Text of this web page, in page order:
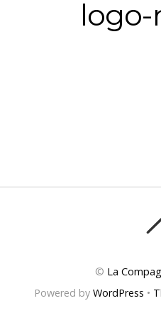
© La
Powered by WordPress •